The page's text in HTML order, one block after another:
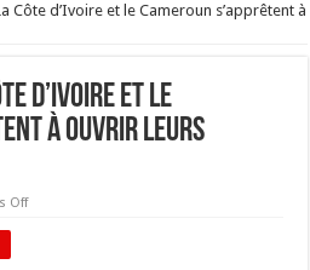
Côte d’Ivoire et le Cameroun s’apprêtent à
d’Ivoire et le
à ouvrir leurs
Offon